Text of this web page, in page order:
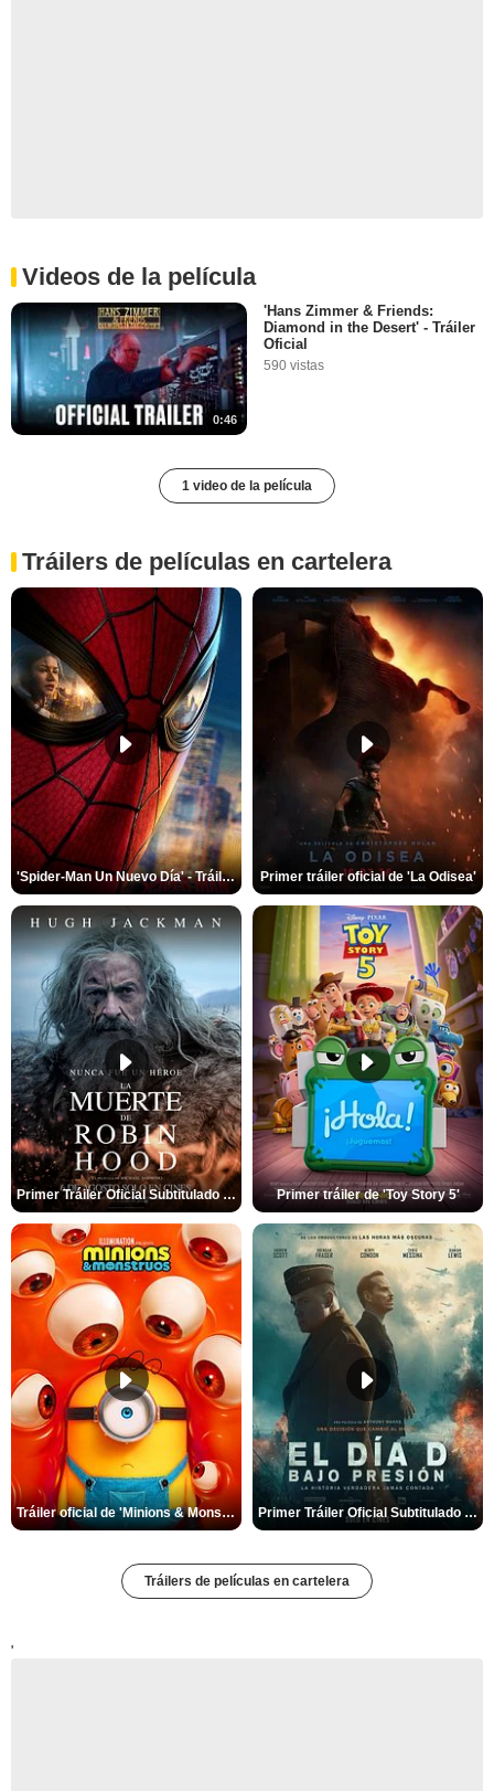
Videos de la película
0:46
'Hans Zimmer & Friends:
Diamond in the Desert' - Tráiler
Oficial
590 vistas
1 video de la película
Tráilers de películas en cartelera
'Spider-Man Un Nuevo Día' - Tráiler oficial subtitulado Primer tráiler oficial de 'La Odisea'
Primer Tráiler Oficial Subtitulado de 'La Muerte de Robin Hood' Primer tráiler de 'Toy Story 5'
Tráiler oficial de 'Minions & Monstruos' Primer Tráiler Oficial Subtitulado de 'El Día D: Bajo presión'
Tráilers de películas en cartelera
'